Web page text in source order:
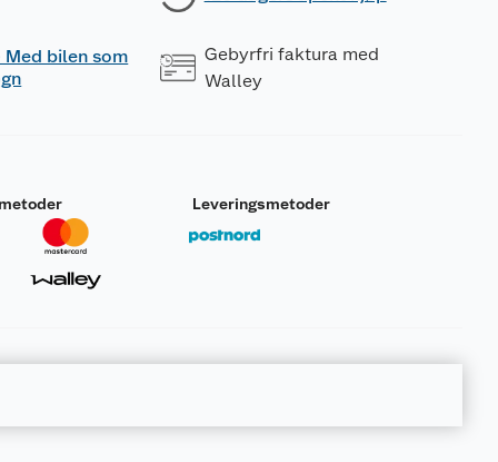
Med bilen som
Gebyrfri faktura med
Walley
Leveringsmetoder